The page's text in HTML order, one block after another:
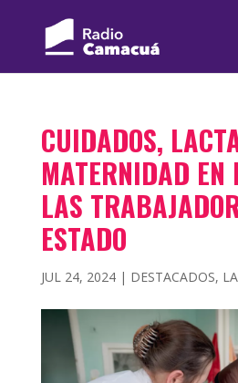
CUIDADOS,
MATERNIDAD EN
LAS
ESTADO
JUL 24, 2024| DESTACADOS,